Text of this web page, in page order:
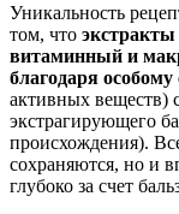
Уникальность
том, что
витаминный и
благодаря особому
активных веществ)
экстрагирующего
происхождения).
сохраняются, но и
глубоко за счет